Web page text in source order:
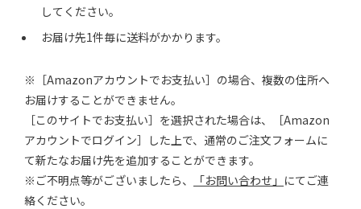
してください。
お届け先1件毎に送料がかかります。
※［Amazonアカウントでお支払い］の場合、複数の住所へ
お届けすることができません。
［このサイトでお支払い］を選択された場合は、［Amazon
アカウントでログイン］した上で、通常のご注文フォームに
て新たなお届け先を追加することができます。
※ご不明点等がございましたら、
「お問い合わせ」 にてご連
絡ください。